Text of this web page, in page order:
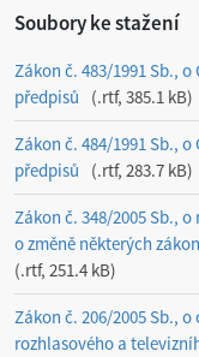
Soubory ke stažení
Zákon č. 483/1991 Sb.,
předpisů
.rtf, 385.1 kB
Zákon č. 484/1991 Sb.,
předpisů
.rtf, 283.7 kB
Zákon č. 348/2005 Sb.,
o změně některých
.rtf, 251.4 kB
Zákon č. 206/2005 Sb.,
rozhlasového a